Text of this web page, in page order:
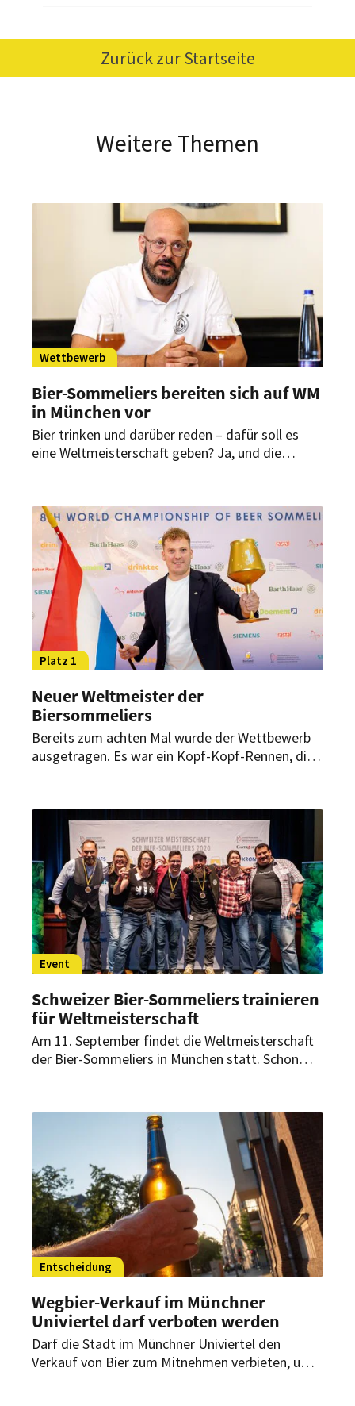
Zurück zur Startseite
Weitere Themen
Wettbewerb
Bier-Sommeliers bereiten sich auf WM
in München vor
Bier trinken und darüber reden – dafür soll es
eine Weltmeisterschaft geben? Ja, und die
Bier sie sich aufmachen.
Platz 1
Neuer Weltmeister der
Biersommeliers
Bereits zum achten Mal wurde der Wettbewerb
ausgetragen. Es war ein Kopf-Kopf-Rennen, die
Niederlanden wurde am 14. September 2025 zum
Weltmeister der Biersommeliers gekürt.
Event
Schweizer Bier-Sommeliers trainieren
für Weltmeisterschaft
Am 11. September findet die Weltmeisterschaft
der Bier-Sommeliers in München statt. Schon
stand die Vorstellung spezieller Biere auf dem
Entscheidung
Wegbier-Verkauf im Münchner
Univiertel darf verboten werden
Darf die Stadt im Münchner Univiertel den
Verkauf von Bier zum Mitnehmen verbieten, um